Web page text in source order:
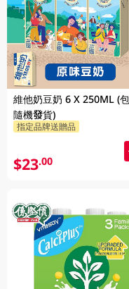
維他奶豆奶 6 X 250ML (
隨機發貨)
指定品牌送贈品
$23.00